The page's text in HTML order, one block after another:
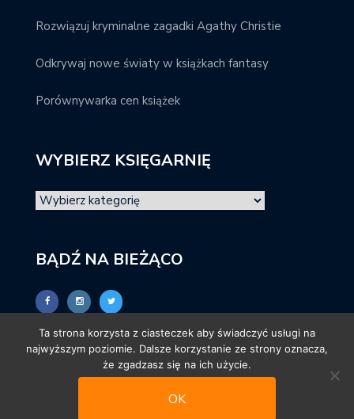
Rozwiązuj kryminalne zagadki Agathy Christie
Odkrywaj nowe światy w książkach fantasy
Porównywarka cen książek
WYBIERZ KSIĘGARNIĘ
BĄDŹ NA BIEŻĄCO
Ta strona korzysta z ciasteczek aby świadczyć usługi na
najwyższym poziomie. Dalsze korzystanie ze strony oznacza,
że zgadzasz się na ich użycie.
OK